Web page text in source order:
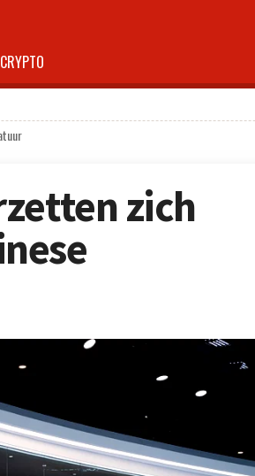
CRYPTO
zich